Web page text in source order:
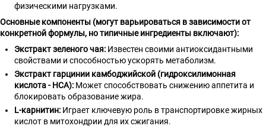
физическими нагрузками.
Основные компоненты (могут варьироваться в зависимости от
конкретной формулы, но типичные ингредиенты включают):
Экстракт зеленого чая: Известен своими антиоксидантными
свойствами и способностью ускорять метаболизм.
Экстракт гарцинии камбоджийской (гидроксилимонная
кислота - HCA): Может способствовать снижению аппетита и
блокировать образование жира.
L-карнитин: Играет ключевую роль в транспортировке жирных
кислот в митохондрии для их сжигания.